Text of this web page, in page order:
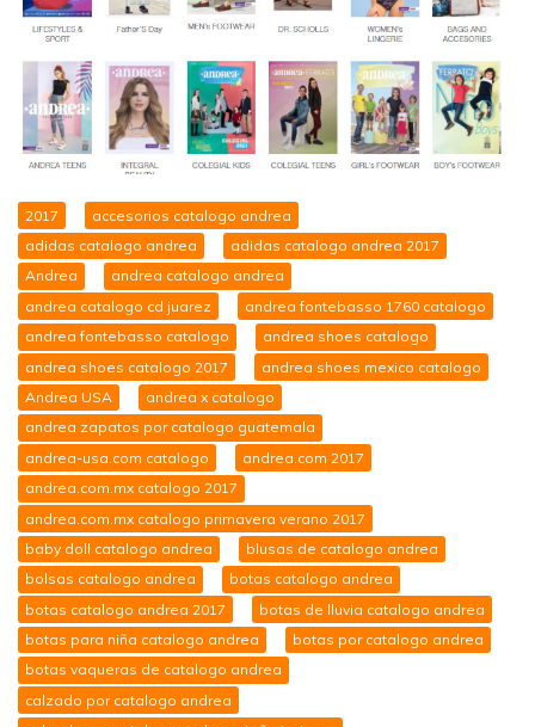
2017
accesorios catalogo andrea
adidas catalogo andrea
adidas catalogo andrea 2017
Andrea
andrea catalogo andrea
andrea catalogo cd juarez
andrea fontebasso 1760 catalogo
andrea fontebasso catalogo
andrea shoes catalogo
andrea shoes catalogo 2017
andrea shoes mexico catalogo
Andrea USA
andrea x catalogo
andrea zapatos por catalogo guatemala
andrea-usa.com catalogo
andrea.com 2017
andrea.com.mx catalogo 2017
andrea.com.mx catalogo primavera verano 2017
baby doll catalogo andrea
blusas de catalogo andrea
bolsas catalogo andrea
botas catalogo andrea
botas catalogo andrea 2017
botas de lluvia catalogo andrea
botas para niña catalogo andrea
botas por catalogo andrea
botas vaqueras de catalogo andrea
calzado por catalogo andrea